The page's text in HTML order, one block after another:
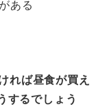
ある
れば昼食が買え
するでしょう